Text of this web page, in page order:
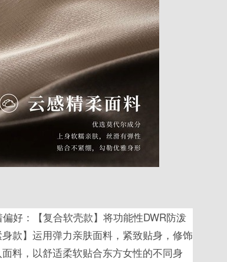
好：【复合软壳款】将功能性DWR防泼
款】运用弹力亲肤面料，紧致贴身，修饰
料，以舒适柔软贴合东方女性的不同身